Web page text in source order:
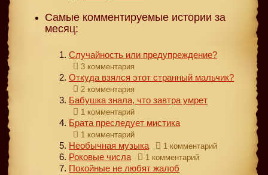
Самые комментируемые истории за
месяц:
Случайность или предупреждение?
3 комментария
Откуда взялся этот странный мальчик?
2 комментария
Бабушка знала, что завтра умрет
1 комментарий
Брата преследует мистика
1 комментарий
Необычная музыка 1 комментарий
Роковые числа 1 комментарий
Покойные не любят жалоб